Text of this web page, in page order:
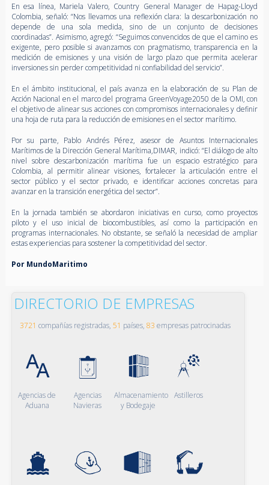
En esa línea, Mariela Valero, Country General Manager de Hapag-Lloyd
Colombia, señaló: “Nos llevamos una reflexión clara: la descarbonización no
depende de una sola medida, sino de un conjunto de decisiones
coordinadas”. Asimismo, agregó: “Seguimos convencidos de que el camino es
exigente, pero posible si avanzamos con pragmatismo, transparencia en la
medición de emisiones y una visión de largo plazo que permita acelerar
inversiones sin perder competitividad ni confiabilidad del servicio”.
En el ámbito institucional, el país avanza en la elaboración de su Plan de
Acción Nacional en el marco del programa GreenVoyage2050 de la OMI, con
el objetivo de alinear sus acciones con compromisos internacionales y definir
una hoja de ruta para la reducción de emisiones en el sector marítimo.
Por su parte, Pablo Andrés Pérez, asesor de Asuntos Internacionales
Marítimos de la Dirección General Marítima,DIMAR, indicó: “El diálogo de alto
nivel sobre descarbonización marítima fue un espacio estratégico para
Colombia, al permitir alinear visiones, fortalecer la articulación entre el
sector público y el sector privado, e identificar acciones concretas para
avanzar en la transición energética del sector”.
En la jornada también se abordaron iniciativas en curso, como proyectos
piloto y el uso inicial de biocombustibles, así como la participación en
programas internacionales. No obstante, se señaló la necesidad de ampliar
estas experiencias para sostener la competitividad del sector.
Por MundoMaritimo
DIRECTORIO DE EMPRESAS
3721 compañías registradas, 51 países, 83 empresas patrocinadas
Agencias de
Aduana
Agencias
Navieras
Almacenamiento
y Bodegaje
Astilleros